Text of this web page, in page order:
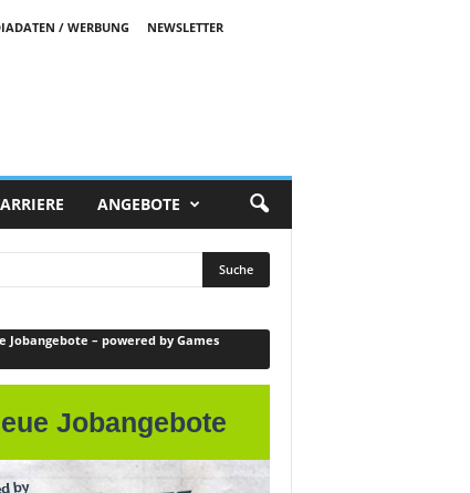
/ WERBUNG
NEWSLETTER
ANGEBOTE
Jobangebote – powered by Games